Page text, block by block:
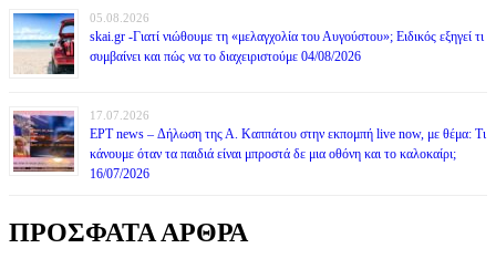
05.08.2026
skai.gr -Γιατί νιώθουμε τη «μελαγχολία του Αυγούστου»; Ειδικός εξηγεί τι
συμβαίνει και πώς να το διαχειριστούμε 04/08/2026
17.07.2026
ΕΡΤ news – Δήλωση της Α. Καππάτου στην εκπομπή live now, με θέμα: Τι
κάνουμε όταν τα παιδιά είναι μπροστά δε μια οθόνη και το καλοκαίρι;
16/07/2026
ΠΡΟΣΦΑΤΑ ΑΡΘΡΑ